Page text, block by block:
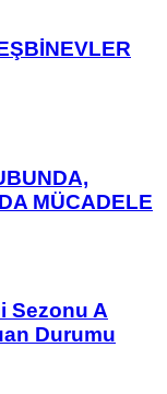
MÜCADELE
Sezonu A
Durumu